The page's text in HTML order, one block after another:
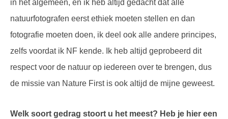
in het algemeen, en ik heb altijd gedacht dat alle
natuurfotografen eerst ethiek moeten stellen en dan
fotografie moeten doen, ik deel ook alle andere principes,
zelfs voordat ik NF kende. Ik heb altijd geprobeerd dit
respect voor de natuur op iedereen over te brengen, dus
de missie van Nature First is ook altijd de mijne geweest.
Welk soort gedrag stoort u het meest? Heb je hier een